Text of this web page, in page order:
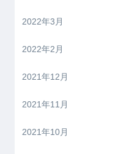
2022年3月
2022年2月
2021年12月
2021年11月
2021年10月